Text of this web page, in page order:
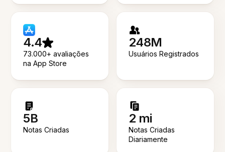
4.4
73.000+ avaliações
na App Store
248M
Usuários Registrados
5B
Notas Criadas
2 mi
Notas Criadas
Diariamente